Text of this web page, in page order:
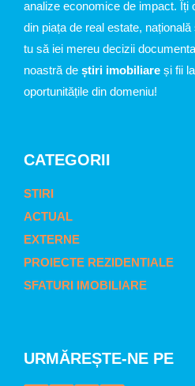
analize economice de impact. Îți
din piața de real estate,
tu să iei mereu decizii
noastră de știri imobiliare și fii
oportunitățile din domeniu!
CATEGORII
STIRI
ACTUAL
EXTERNE
PROIECTE REZIDENTIALE
SFATURI IMOBILIARE
URMĂREȘTE-NE PE